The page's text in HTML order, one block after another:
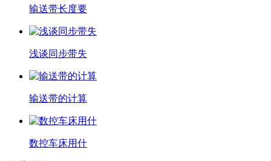
输送带长度要
浅谈同步带失
输送带的计算
数控车床用什